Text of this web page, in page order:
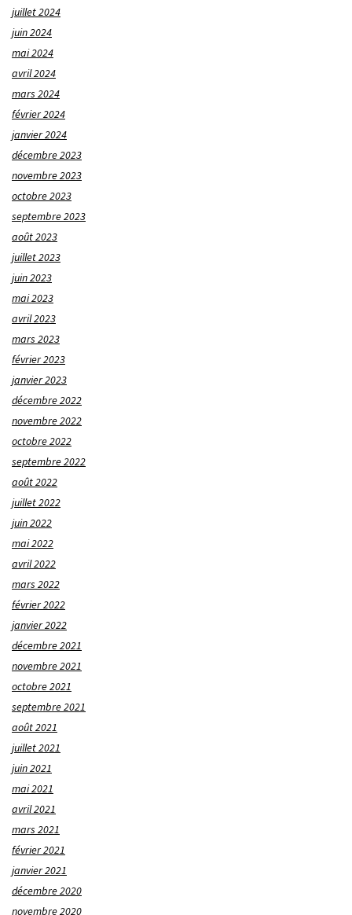
juillet 2024
juin 2024
mai 2024
avril 2024
mars 2024
février 2024
janvier 2024
décembre 2023
novembre 2023
octobre 2023
septembre 2023
août 2023
juillet 2023
juin 2023
mai 2023
avril 2023
mars 2023
février 2023
janvier 2023
décembre 2022
novembre 2022
octobre 2022
septembre 2022
août 2022
juillet 2022
juin 2022
mai 2022
avril 2022
mars 2022
février 2022
janvier 2022
décembre 2021
novembre 2021
octobre 2021
septembre 2021
août 2021
juillet 2021
juin 2021
mai 2021
avril 2021
mars 2021
février 2021
janvier 2021
décembre 2020
novembre 2020